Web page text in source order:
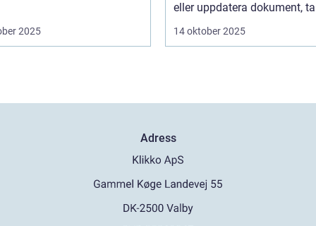
2025
eller uppdatera dokument,
14 oktober 2025
Adress